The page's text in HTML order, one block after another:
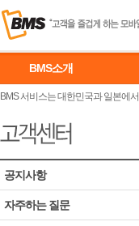
BMS소개
BMS 서비스는 대한민국과 일본에서
공지사항
자주하는 질문